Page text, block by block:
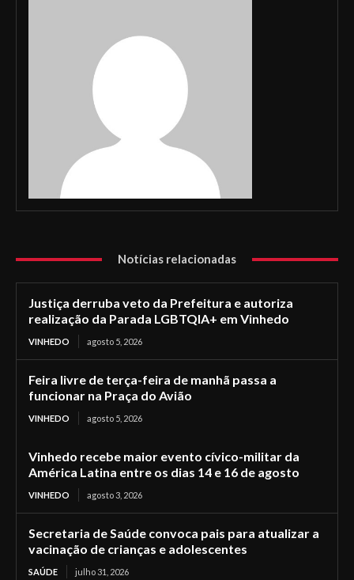
Notícias relacionadas
Justiça derruba veto da Prefeitura e autoriza
realização da Parada LGBTQIA+ em Vinhedo
VINHEDO agosto 5, 2026
Feira livre de terça-feira de manhã passa a
funcionar na Praça do Avião
VINHEDO agosto 5, 2026
Vinhedo recebe maior evento cívico-militar da
América Latina entre os dias 14 e 16 de agosto
VINHEDO agosto 3, 2026
Secretaria de Saúde convoca pais para atualizar a
vacinação de crianças e adolescentes
SAÚDE julho 31, 2026